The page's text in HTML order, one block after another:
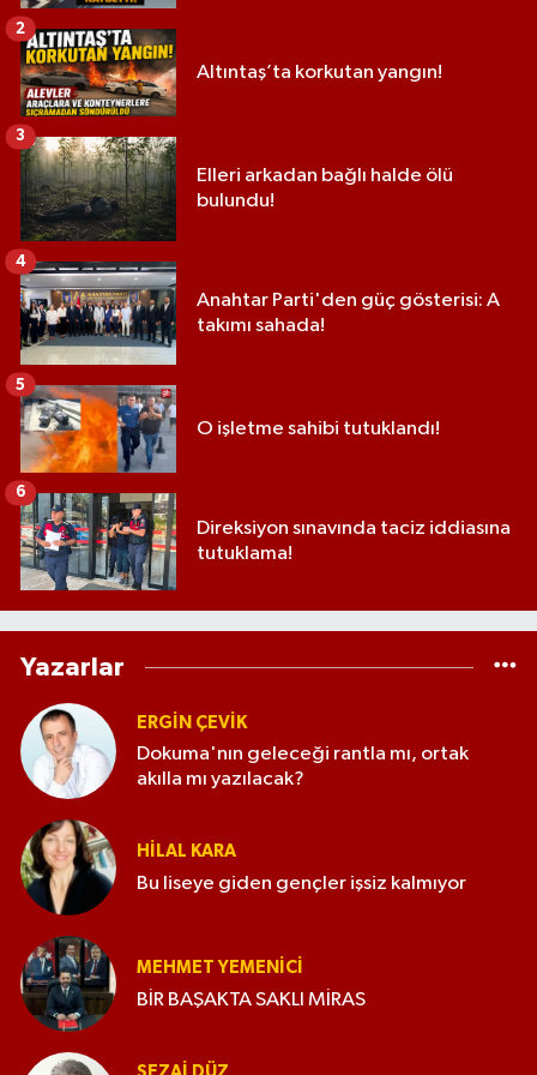
Altıntaş’ta korkutan yangın!
2
Elleri arkadan bağlı halde ölü
bulundu!
3
Anahtar Parti'den güç gösterisi: A
takımı sahada!
4
O işletme sahibi tutuklandı!
5
Direksiyon sınavında taciz iddiasına
tutuklama!
6
Yazarlar
ERGIN ÇEVİK
Dokuma'nın geleceği rantla mı, ortak
akılla mı yazılacak?
HILAL KARA
Bu liseye giden gençler işsiz kalmıyor
MEHMET YEMENICI
BİR BAŞAKTA SAKLI MİRAS